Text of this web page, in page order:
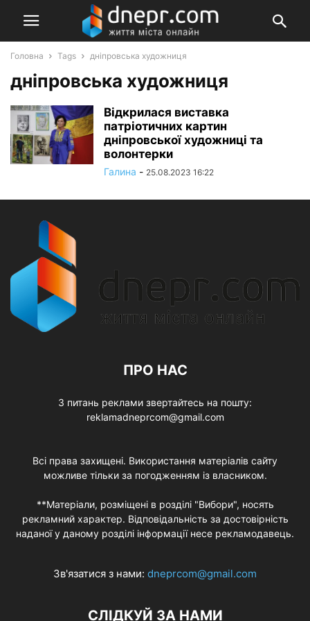
Головна Tags дніпровська художниця
дніпровська художниця
Відкрилася виставка
патріотичних картин
дніпровської художниці та
волонтерки
Галина - 25.08.2023 16:22
ПРО НАС
З питань реклами звертайтесь на пошту:
reklamadneprcom@gmail.com
Всі права захищені. Використання матеріалів сайту
можливе тільки за погодженням із власником.
**Матеріали, розміщені в розділі "Вибори", носять
рекламний характер. Відповідальність за достовірність
наданої у даному розділі інформації несе рекламодавець.
Зв'язатися з нами: dneprcom@gmail.com
СЛІДКУЙ ЗА НАМИ